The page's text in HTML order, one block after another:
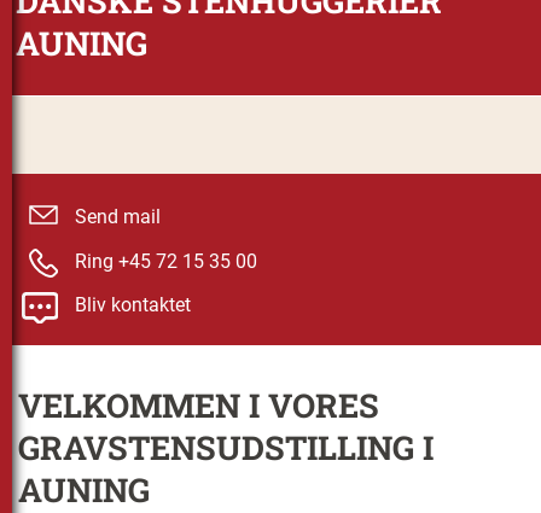
AUNING
Send mail
Ring +45 72 15 35 00
Bliv kontaktet
VELKOMMEN I VORES
GRAVSTENSUDSTILLING I
AUNING